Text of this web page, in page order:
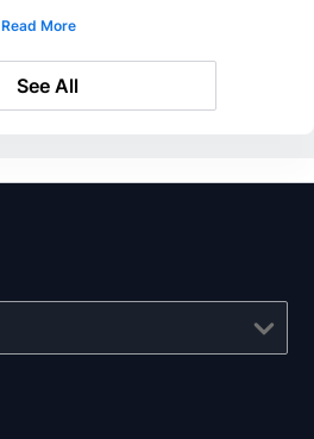
Read More
See All